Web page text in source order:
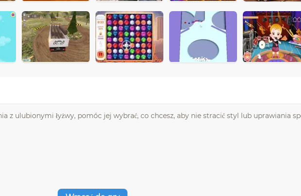
z ulubionymi łyżwy, pomóc jej wybrać, co chcesz, aby nie stracić styl lub uprawiania